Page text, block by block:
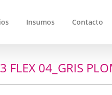
Insumos Contacto
FLEX 04_GRIS